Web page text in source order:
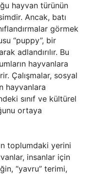
hayvan türünün
Ancak, batı
görmek
“puppy”, bir
adlandırılır. Bu
hayvanlara
Çalışmalar, sosyal
hayvanlara
sınıf ve kültürel
ortaya
toplumdaki yerini
insanlar için
“yavru” terimi,